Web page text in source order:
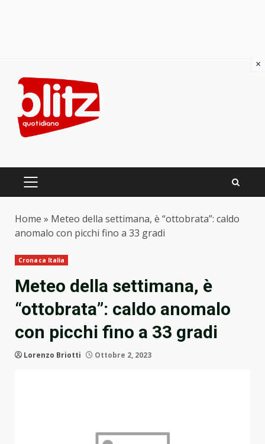
content
PRIMARY
Home » Meteo della settimana, è “ottobrata”: caldo
anomalo con picchi fino a 33 gradi
Cronaca Italia
Meteo della settimana, è
“ottobrata”: caldo anomalo
con picchi fino a 33 gradi
Lorenzo Briotti Ottobre 2, 2023
×